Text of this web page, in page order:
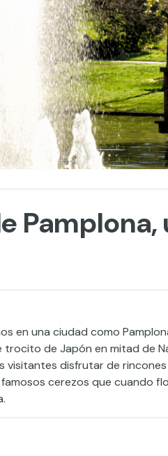
en una ciudad como
de Japón en mitad de
disfrutar de
cerezos que cuando